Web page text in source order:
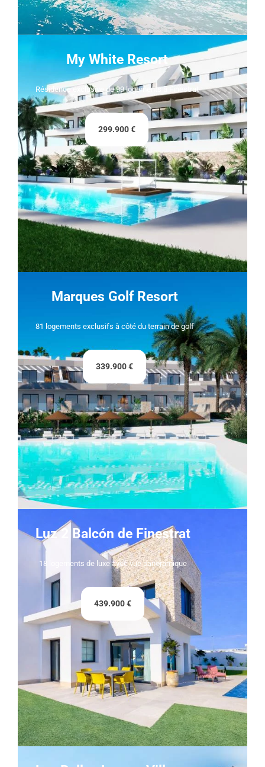
My White Resort
Résidence exclusive de 99 logements à Finestrat
299.900 €
Marques Golf Resort
81 logements exclusifs à côté du terrain de golf
339.900 €
Luz 2 Balcón de Finestrat
18 logements de luxe avec vue panoramique
439.900 €